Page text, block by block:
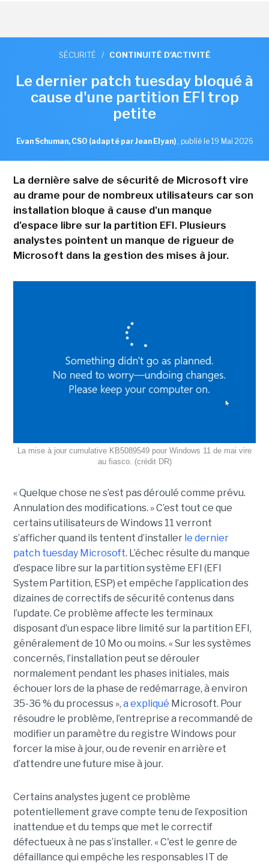
SÉCURITÉ / CONTINUITÉ D'ACTIVITÉ
Le dernier patch tuesday bloqué à
cause d'une partition EFI trop
petite
Evan Schuman, CSO (adapté par Jean Elyan) , publié le 19 Mai 2026
La dernière salve de sécurité de Microsoft vire
au drame pour de nombreux utilisateurs car son
installation bloque à cause d'un manque
d'espace libre sur la partition EFI. Plusieurs
analystes pointent un manque de rigueur de
Microsoft dans la gestion des mises à jour.
La mise à jour cumulative KB5089549 pour Windows 11 de mai vire
au fiasco. (crédit DR)
« Quelque chose ne s’est pas déroulé comme prévu.
Annulation des modifications. » C’est tout ce que
certains utilisateurs de Windows 11 verront
s’afficher quand ils tentent d’installer le dernier
patch tuesday Microsoft. L’échec résulte du manque
d’espace libre sur la partition système EFI (EFI
System Partition, ESP) et empêche l’application des
dizaines de correctifs de sécurité contenus dans
l’update. Ce problème affecte les terminaux
disposant d’un espace libre limité sur la partition EFI,
généralement de 10 Mo ou moins. « Sur les systèmes
concernés, l’installation peut se dérouler
normalement pendant les phases initiales, mais
échouer lors de la phase de redémarrage, à environ
35-36 % du processus », a expliqué Microsoft. Pour
résoudre le problème, l’entreprise a recommandé de
modifier un paramètre du registre Windows pour
forcer la mise à jour, ou de revenir en arrière et
d’attendre une future mise à jour.
Certains analystes jugent ce problème
potentiellement grave compte tenu de l’exposition
inattendue et du temps que met le correctif
défectueux à ne pas s’installer. « C'est le genre de
défaillance qui empêche les responsables IT de